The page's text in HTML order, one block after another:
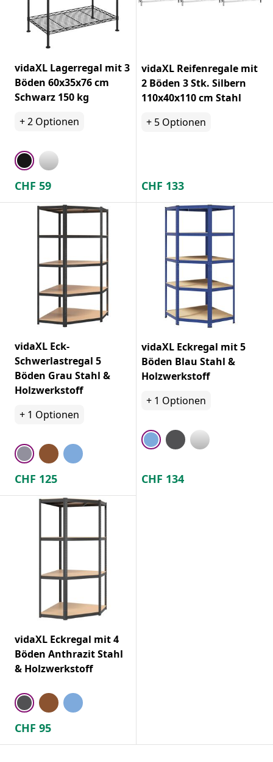
vidaXL Lagerregal mit 3
Böden 60x35x76 cm
Schwarz 150 kg
+2 Optionen
CHF 59
vidaXL Reifenregale mit
2 Böden 3 Stk. Silbern
110x40x110 cm Stahl
+ 5 Optionen
CHF 133
vidaXL Eck-
Schwerlastregal 5
Böden Grau Stahl &
Holzwerkstoff
+ 1 Optionen
CHF 125
vidaXL Eckregal mit 5
Böden Blau Stahl &
Holzwerkstoff
+ 1 Optionen
CHF 134
vidaXL Eckregal mit 4
Böden Anthrazit Stahl
& Holzwerkstoff
CHF 95